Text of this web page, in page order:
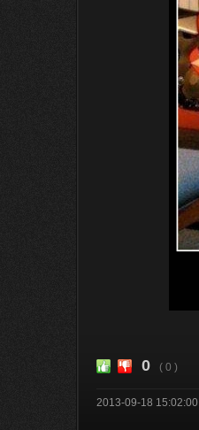
0 ( 0 )
2013-09-18 15:02:00